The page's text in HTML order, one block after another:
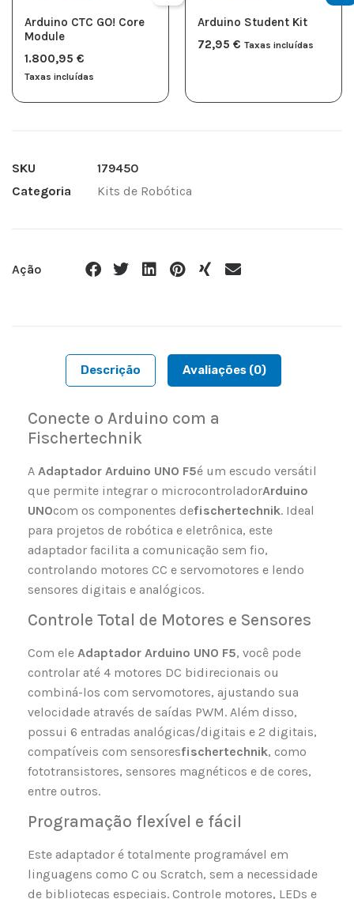
Arduino CTC GO! Core
Module
1.800,95 €
Taxas incluídas
Arduino Student Kit
72,95 € Taxas incluídas
SKU
179450
Categoria
Kits de Robótica
Ação
Descrição Avaliações (0)
Conecte o Arduino com a
Fischertechnik
A Adaptador Arduino UNO F5é um escudo versátil
que permite integrar o microcontroladorArduino
UNOcom os componentes defischertechnik. Ideal
para projetos de robótica e eletrônica, este
adaptador facilita a comunicação sem fio,
controlando motores CC e servomotores e lendo
sensores digitais e analógicos.
Controle Total de Motores e Sensores
Com ele Adaptador Arduino UNO F5, você pode
controlar até 4 motores DC bidirecionais ou
combiná-los com servomotores, ajustando sua
velocidade através de saídas PWM. Além disso,
possui 6 entradas analógicas/digitais e 2 digitais,
compatíveis com sensoresfischertechnik, como
fototransistores, sensores magnéticos e de cores,
entre outros.
Programação flexível e fácil
Este adaptador é totalmente programável em
linguagens como C ou Scratch, sem a necessidade
de bibliotecas especiais. Controle motores, LEDs e